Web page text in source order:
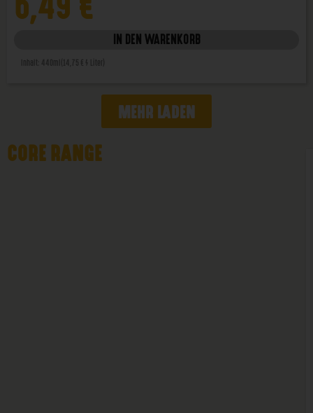
IN DEN WARENKORB
MEHR LADEN
CORE RANGE